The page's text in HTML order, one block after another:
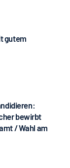
gutem
bewirbt
/ Wahl am